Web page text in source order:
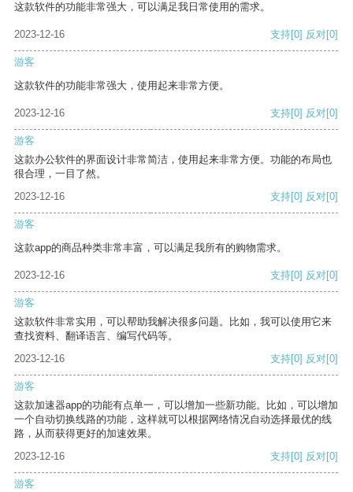
这款软件的功能非常强大，可以满足我日常使用的需求。
2023-12-16 支持[0] 反对[0]
游客
这款软件的功能非常强大，使用起来非常方便。
2023-12-16 支持[0] 反对[0]
游客
这款办公软件的界面设计非常简洁，使用起来非常方便。功能的布局也
很合理，一目了然。
2023-12-16
支持[0] 反对[0]
游客
这款app的商品种类非常丰富，可以满足我所有的购物需求。
2023-12-16 支持[0] 反对[0]
游客
这款软件非常实用，可以帮助我解决很多问题。比如，我可以使用它来
查找资料、翻译语言、编写代码等。
2023-12-16
支持[0] 反对[0]
游客
这款加速器app的功能有点单一，可以增加一些新功能。比如，可以增加
一个自动切换线路的功能，这样就可以根据网络情况自动选择最优的线
路，从而获得更好的加速效果。
2023-12-16
支持[0] 反对[0]
游客